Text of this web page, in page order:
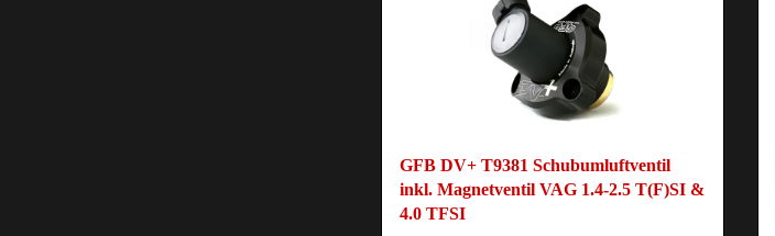
GFB DV+ T9381 Schubumluftventil
inkl. Magnetventil VAG 1.4-2.5 T(F)SI &
4.0 TFSI